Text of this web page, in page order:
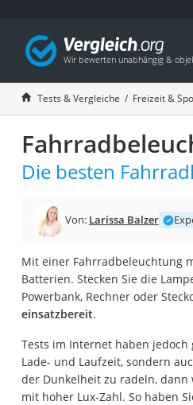
Tests & Vergleiche Freizeit &
Die besten
Von: Larissa Balzer
Mit einer Fahrradbeleuchtung
Batterien. Stecken Sie die
Powerbank, Rechner oder
einsatzbereit.
Tests im Internet haben
Lade- und Laufzeit, sondern
der Dunkelheit zu radeln, dann
mit hoher Lux-Zahl. So haben